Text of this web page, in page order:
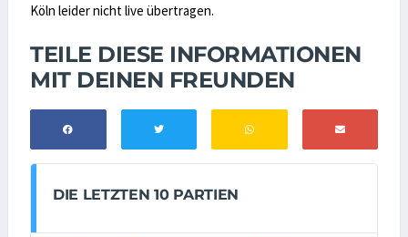
Köln leider nicht live übertragen.
TEILE DIESE INFORMATIONEN
MIT DEINEN FREUNDEN
DIE LETZTEN 10 PARTIEN